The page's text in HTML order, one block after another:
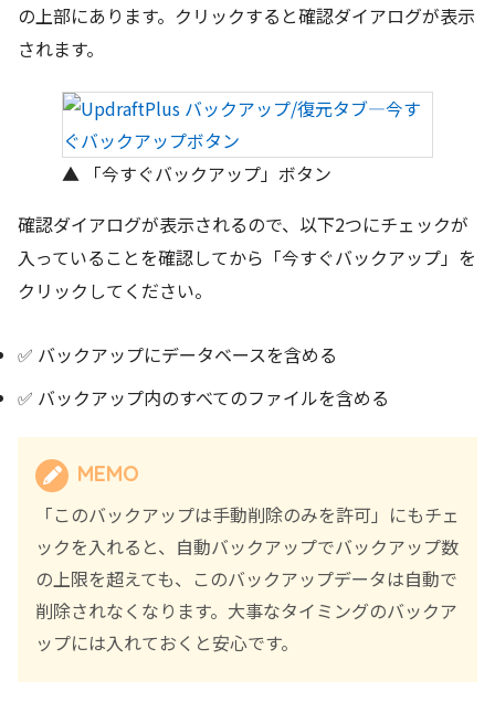
の上部にあります。クリックすると確認ダイアログが表示
されます。
▲ 「今すぐバックアップ」ボタン
確認ダイアログが表示されるので、以下2つにチェックが
入っていることを確認してから「今すぐバックアップ」を
クリックしてください。
✅ バックアップにデータベースを含める
✅ バックアップ内のすべてのファイルを含める
MEMO
「このバックアップは手動削除のみを許可」にもチェ
ックを入れると、自動バックアップでバックアップ数
の上限を超えても、このバックアップデータは自動で
削除されなくなります。大事なタイミングのバックア
ップには入れておくと安心です。